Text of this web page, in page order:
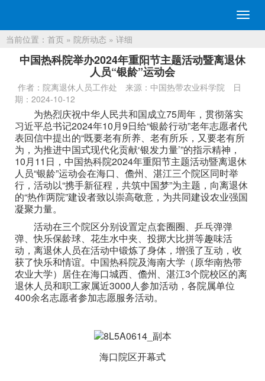
切
换
当前位置： 首页 » 院所动态 » 详细
中国热科院举办2024年重阳节主题活动暨离退休
人员“银龄”运动会
作者：院离退休人员工作处 来源：中国热带农业科学院
日
期：2024-10-12
为热烈庆祝中华人民共和国成立75周年，贯彻落实
习近平总书记2024年10月9日给“银龄行动”老年志愿者代
表回信中提出的“既要老有所养、老有所乐，又要老有所
为，为推进中国式现代化贡献‘银发力量’”的指示精神，
10月11日，中国热科院2024年重阳节主题活动暨离退休
人员“银龄”运动会在海口、儋州、湛江三个院区同时举
行，活动以“携手新征程，共筑中国梦”为主题，向离退休
的“热作两院”建设者致以崇高敬意，为共同建设农业强国
凝聚力量。
活动在三个院区分别设置定点套圈圈、乒乓弹弹
弹、快乐保龄球、花生水中夹、投掷大比拼等趣味活
动，离退休人员在活动中锻炼了身体，增强了互动，收
获了快乐和情谊。中国热科院及海南大学（原华南热带
农业大学）居住在海口城西、儋州、湛江3个院校区的离
退休人员和职工家属近3000人参加活动，各院属单位
400余名志愿者参加志愿服务活动。
海口院区开幕式